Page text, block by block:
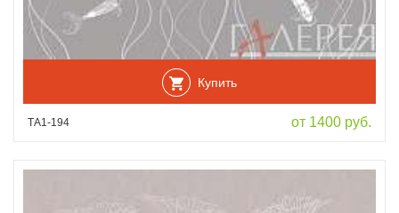
Купить
ТА1-194 от 1400 руб.